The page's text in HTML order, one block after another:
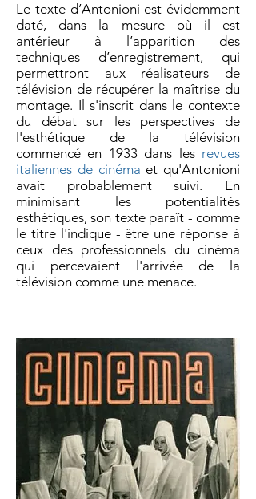
Le texte d’Antonioni est évidemment
daté, dans la mesure où il est
antérieur à l’apparition des
techniques d’enregistrement, qui
permettront aux réalisateurs de
télévision de récupérer la maîtrise du
montage. Il s'inscrit dans le contexte
du débat sur les perspectives de
l'esthétique de la télévision
commencé en 1933 dans les revues
italiennes de cinéma et qu'Antonioni
avait probablement suivi. En
minimisant les potentialités
esthétiques, son texte paraît - comme
le titre l'indique - être une réponse à
ceux des professionnels du cinéma
qui percevaient l'arrivée de la
télévision comme une menace.